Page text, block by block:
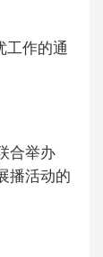
工作的通
合举办
播活动的